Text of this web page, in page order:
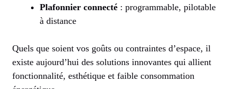
Plafonnier connecté : programmable, pilotable
à distance
Quels que soient vos goûts ou contraintes d’espace, il
existe aujourd’hui des solutions innovantes qui allient
fonctionnalité, esthétique et faible consommation